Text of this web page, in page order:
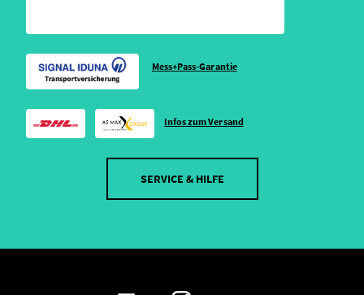
Mess+Pass-Garantie
Infos zum Versand
SERVICE & HILFE